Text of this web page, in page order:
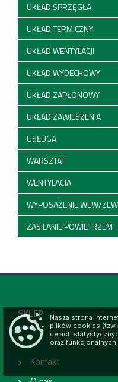
UKŁAD SPRZĘGŁA
UKŁAD TERMICZNY
UKŁAD WENTYLACJI
UKŁAD WYDECHOWY
UKŁAD ZAPŁONOWY
UKŁAD ZAWIESZENIA
USŁUGA
WARSZTAT
WENTYLACJA
WYPOSAŻENIE WEW/ZEW
ZASILANIE POWIETRZEM
SKLEP
Kontakt
Nasza strona
plików cookies
celach
oraz funkcjonalnych.